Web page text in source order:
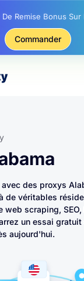
Remise Sur Les
Remise Sur Les
Commander
des proxys
de véritables
web scraping,
un essai
aujourd'hui.